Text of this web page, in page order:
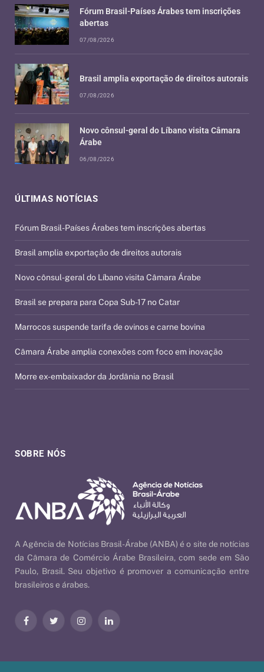
SOBRE NÓS
A Agência de Notícias Brasil-Árabe (ANBA) é o site de notícias
da Câmara de Comércio Árabe Brasileira, com sede em São
Paulo, Brasil. Seu objetivo é promover a comunicação entre
brasileiros e árabes.
FacebookTwitter InstagramLinkedIn
ÚLTIMAS NOTÍCIAS
Fórum Brasil-Países Árabes tem inscrições abertas
Brasil amplia exportação de direitos autorais
Novo cônsul-geral do Líbano visita Câmara Árabe
Brasil se prepara para Copa Sub-17 no Catar
Marrocos suspende tarifa de ovinos e carne bovina
Câmara Árabe amplia conexões com foco em inovação
Morre ex-embaixador da Jordânia no Brasil
Fórum Brasil-Países Árabes tem inscrições
abertas
07/08/2026
Brasil amplia exportação de direitos autorais
07/08/2026
Novo cônsul-geral do Líbano visita Câmara
Árabe
06/08/2026